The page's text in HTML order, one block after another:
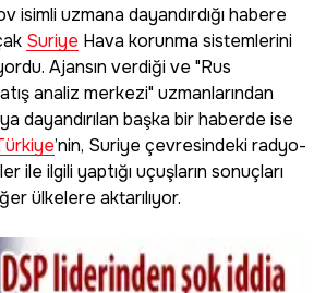
isimli uzmana dayandırdığı habere
Suriye Hava korunma sistemlerini
Ajansın verdiği ve "Rus
analiz merkezi" uzmanlarından
dayandırılan başka bir haberde ise
’nin, Suriye çevresindeki radyo-
ile ilgili yaptığı uçuşların sonuçları
ülkelere aktarılıyor.